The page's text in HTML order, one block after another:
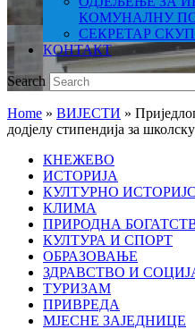
КОМУНАЛНУ
СЕКРЕТАР
КОНТАКТ
Search
Home » ВИЈЕСТИ »
додјелу стипендија за
КНЕЖЕВО
ИСТОРИЈА
КУЛТУРНО
КЛИМА
ПРИРОДНА
КУЛТУРА И СПОРТ
ОБРАЗОВАЊЕ
ЗДРАВСТВО И
ТУРИЗАМ
ПРИВРЕДА
МЈЕСНЕ ЗАЈЕДНИЦЕ